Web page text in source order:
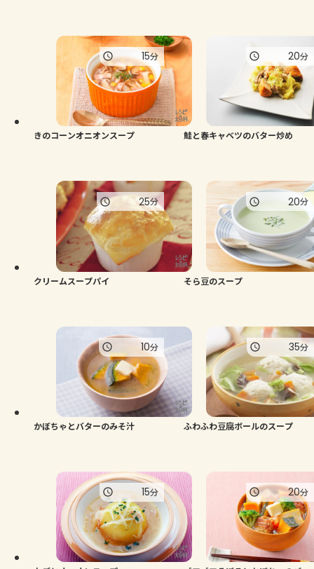
きのコーンオニオンスープ
15分
鮭と春キャベツのバター炒め
20分
クリームスープパイ
25分
そら豆のスープ
20分
かぼちゃとバターのみそ汁
10分
ふわふわ豆腐ボールのスープ
35分
15分 20分